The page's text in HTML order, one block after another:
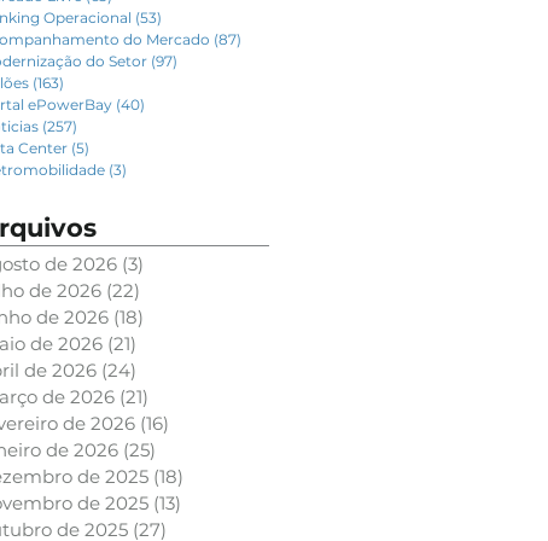
Operacional (53)
do Mercado (87)
do Setor (97)
(163)
ePowerBay (40)
(257)
Center (5)
(3)
de 2026 (3)
de 2026 (22)
de 2026 (18)
de 2026 (21)
de 2026 (24)
de 2026 (21)
de 2026 (16)
de 2026 (25)
de 2025 (18)
de 2025 (13)
de 2025 (27)